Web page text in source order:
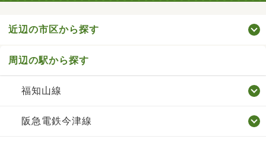
近辺の市区から探す
周辺の駅から探す
福知山線
阪急電鉄今津線